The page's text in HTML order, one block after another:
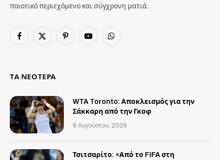
ποιοτικό περιεχόμενο και σύγχρονη ματιά.
Facebook
X
PinterestYouTubeWhatsApp
ΤΑ ΝΕΟΤΕΡΑ
WTA Toronto: Αποκλεισμός για την
Σάκκαρη από την Γκοφ
8 Αυγούστου, 2026
Τσιτσαρίτο: «Από το FIFA στη